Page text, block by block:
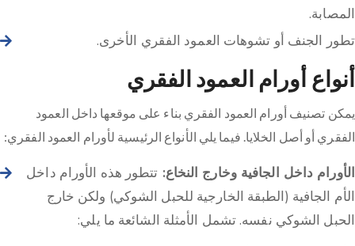
المصابة.
تطور الجنف أو تشوهات العمود الفقري الأخرى.
أنواع أورام العمود الفقري
يمكن تصنيف أورام العمود الفقري بناء على موقعها داخل العمود
الفقري أو أصل الخلايا. فيما يلي الأنواع الرئيسية لأورام العمود الفقري:
الأورام داخل الجافية وخارج النخاع: تتطور هذه الأورام داخل
الأم الجافية (الطبقة الخارجية للحبل الشوكي) ولكن خارج
الحبل الشوكي نفسه. تشمل الأمثلة الشائعة ما يلي: